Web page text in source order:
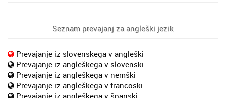
Seznam prevajanj za angleški jezik
Prevajanje iz slovenskega v angleški
Prevajanje iz angleškega v slovenski
Prevajanje iz angleškega v nemški
Prevajanje iz angleškega v francoski
Prevajanje iz angleškega v španski